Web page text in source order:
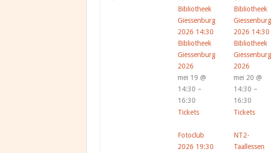
Bibliotheek
Giessenburg
2026 14:30
Bibliotheek
Giessenburg
2026
mei 19 @
14:30 –
16:30
Tickets
Fotoclub
2026 19:30
Bibliotheek
Giessenburg
2026 14:30
Bibliotheek
Giessenburg
2026
mei 20 @
14:30 –
16:30
Tickets
NT2-
Taallessen